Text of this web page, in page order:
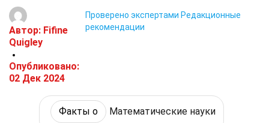
Автор: Fifine
Quigley
Опубликовано:
02 Дек 2024
Проверено экспертами Редакционные
рекомендации
Факты о Математические науки